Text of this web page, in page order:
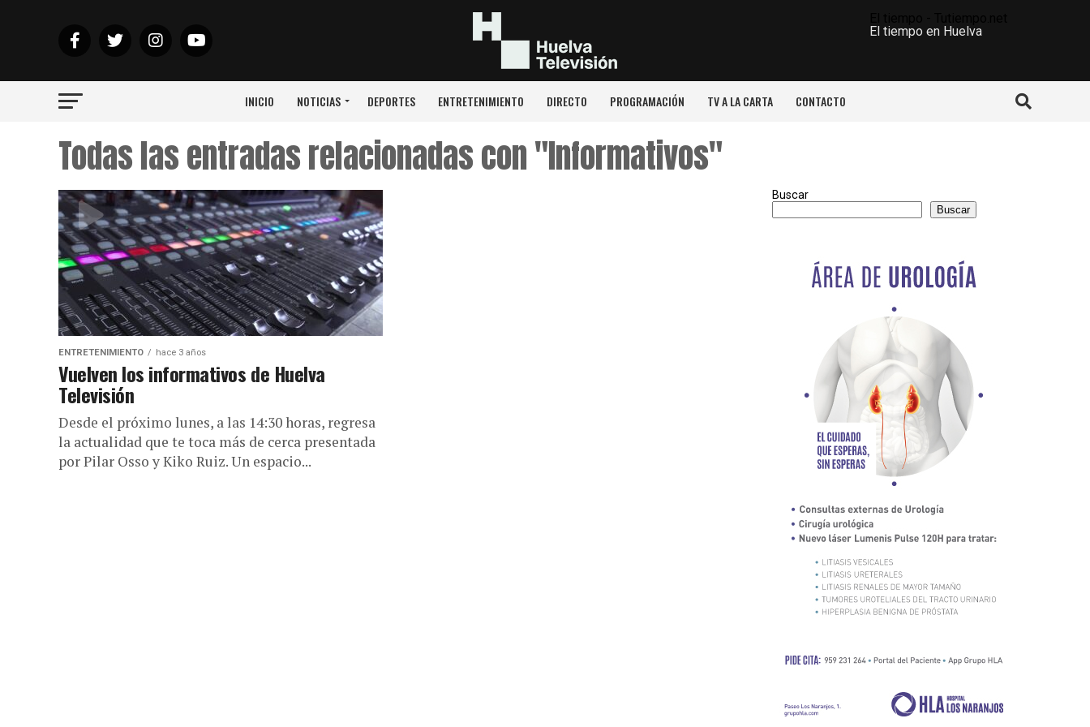
El tiempo en Huelva
INICIO NOTICIAS DEPORTES ENTRETENIMIENTO DIRECTO PROGRAMACIÓN TV A LA CARTA CONTACTO
Todas las entradas relacionadas con "Informativos"
ENTRETENIMIENTO hace 3 años
Vuelven los informativos de Huelva
Televisión
Desde el próximo lunes, a las 14:30 horas, regresa
la actualidad que te toca más de cerca presentada
por Pilar Osso y Kiko Ruiz. Un espacio...
Buscar
Buscar